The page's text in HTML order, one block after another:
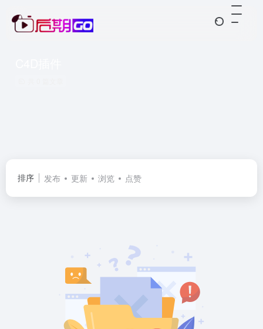
排序 发布 更新 浏览 点赞